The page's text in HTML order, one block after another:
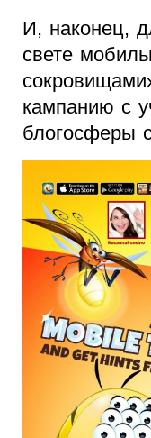
И, наконец,
свете
кампанию с
блогосферы